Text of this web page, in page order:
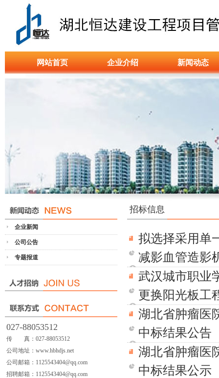
网站首页 企业介绍 新闻动态
企业新闻
公司公告
专题报道
027-88053512
传 真：027-88053512
公司地址：www.hbhdjs.net
公司邮箱：1125543404@qq.com
招聘邮箱：1125543404@qq.com
招标信息
拟选择采用单
减影血管造影
武汉城市职业
更换阳光板工
湖北省肿瘤医
中标结果公告
湖北省肿瘤医
中标结果公示